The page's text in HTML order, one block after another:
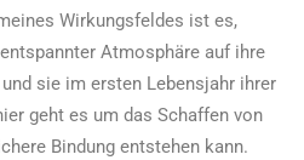
Wirkungsfeldes ist es,
Atmosphäre auf ihre
sie im ersten Lebensjahr ihrer
geht es um das Schaffen von
Bindung entstehen kann.